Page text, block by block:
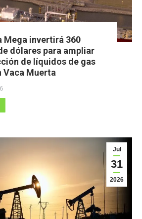
Mega invertirá 360
dólares para ampliar
de líquidos de gas
Vaca Muerta
Jul
31
2026